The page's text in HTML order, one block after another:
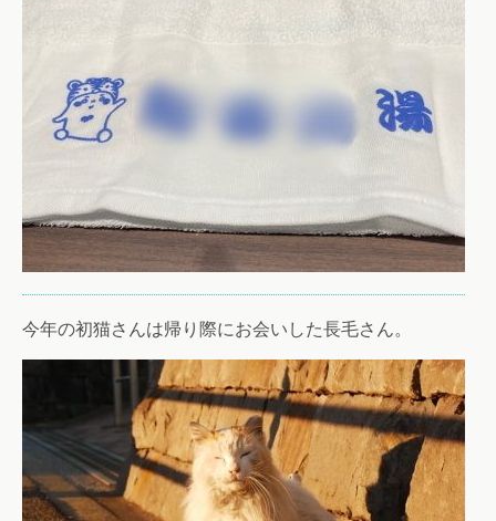
今年の初猫さんは帰り際にお会いした長毛さん。